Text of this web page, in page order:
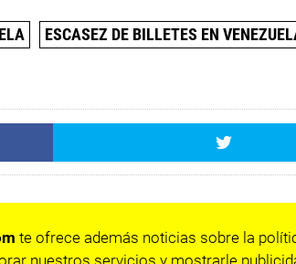
ESCASEZ DE BILLETES EN
te ofrece además noticias sobre la
nuestros servicios y mostrarle